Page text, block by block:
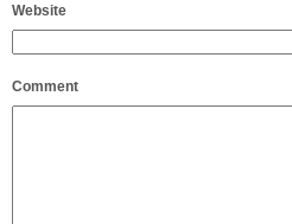
Website
Comment